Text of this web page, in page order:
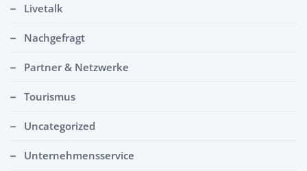
Livetalk
Nachgefragt
Partner & Netzwerke
Tourismus
Uncategorized
Unternehmensservice